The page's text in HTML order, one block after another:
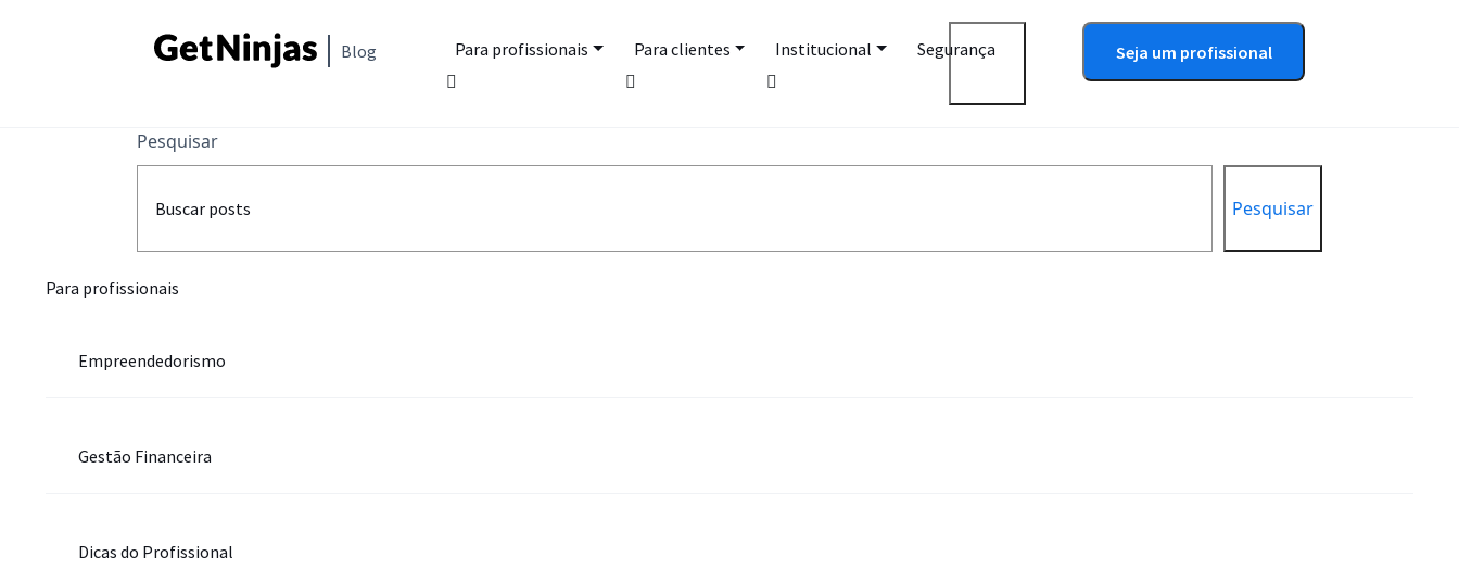
Blog Para profissionais Para clientes Institucional Segurança Seja um profissional
Pesquisar
Pesquisar
Para profissionais
Empreendedorismo
Gestão Financeira
Dicas do Profissional